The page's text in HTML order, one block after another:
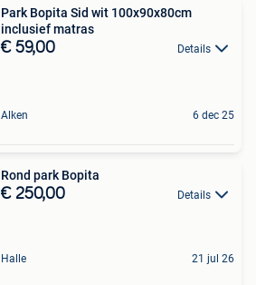
Park Bopita Sid wit 100x90x80cm
inclusief matras
€ 59,00 Details
Alken 6 dec 25
Rond park Bopita
€ 250,00 Details
Halle 21 jul 26